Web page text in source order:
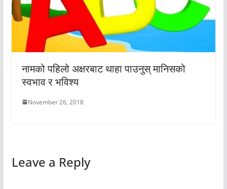
नामको पहिलो अक्षरबाट थाहा पाउनुस् मानिसको
स्वभाव र भविश्य
November 26, 2018
Leave a Reply